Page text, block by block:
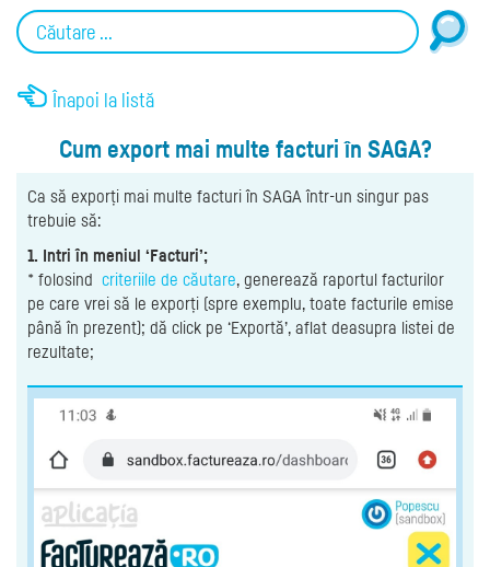
Înapoi la listă
Cum export mai multe facturi în SAGA?
Ca să exporți mai multe facturi în SAGA într-un singur pas
trebuie să:
1. Intri în meniul ‘Facturi’;
* folosind criteriile de căutare, generează raportul facturilor
pe care vrei să le exporți (spre exemplu, toate facturile emise
până în prezent); dă click pe ‘Exportă’, aflat deasupra listei de
rezultate;